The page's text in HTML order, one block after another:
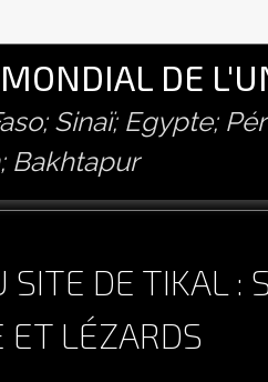
DE
Sinaï; Egypte;
Bakhtapur
SITE DE TIKAL :
ET LÉZARDS